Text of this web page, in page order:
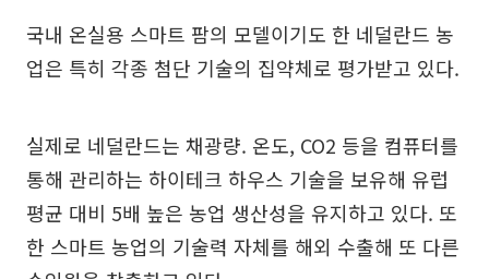
국내 온실용 스마트 팜의 모델이기도 한 네덜란드 농
업은 특히 각종 첨단 기술의 집약체로 평가받고 있다.
실제로 네덜란드는 채광량. 온도, CO2 등을 컴퓨터를
통해 관리하는 하이테크 하우스 기술을 보유해 유럽
평균 대비 5배 높은 농업 생산성을 유지하고 있다. 또
한 스마트 농업의 기술력 자체를 해외 수출해 또 다른